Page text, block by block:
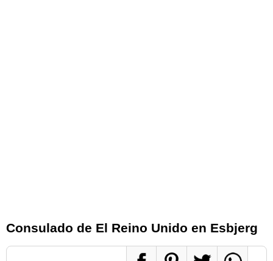
Consulado de El Reino Unido en Esbjerg